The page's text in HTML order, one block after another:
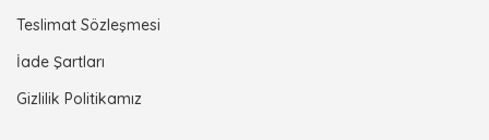
Teslimat Sözleşmesi
İade Şartları
Gizlilik Politikamız